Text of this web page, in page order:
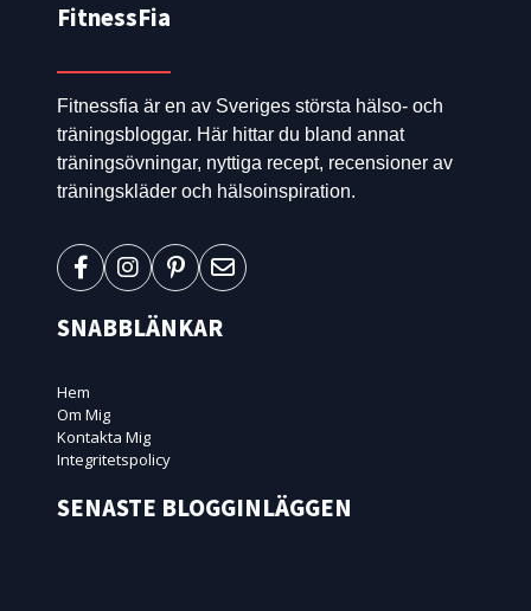
FitnessFia
Fitnessfia är en av Sveriges största hälso- och
träningsbloggar. Här hittar du bland annat
träningsövningar, nyttiga recept, recensioner av
träningskläder och hälsoinspiration.
SNABBLÄNKAR
Hem
Om Mig
Kontakta Mig
Integritetspolicy
SENASTE BLOGGINLÄGGEN